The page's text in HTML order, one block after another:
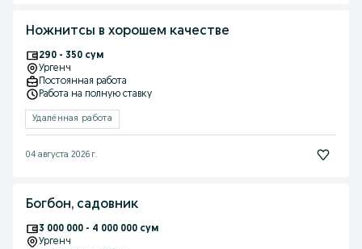
Ножнитсы в хорошем качестве
290 - 350 сум
Ургенч
Постоянная работа
Работа на полную ставку
Удалённая работа
04 августа 2026 г.
Богбон, садовник
3 000 000 - 4 000 000 сум
Ургенч